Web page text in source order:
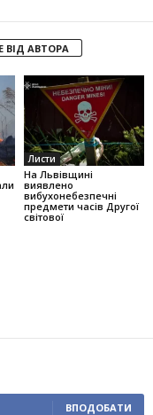
ВІД АВТОРА
Листи
На Львівщині
виявлено
вибухонебезпечні
предмети часів Другої
світової
ВПОДОБАТИ